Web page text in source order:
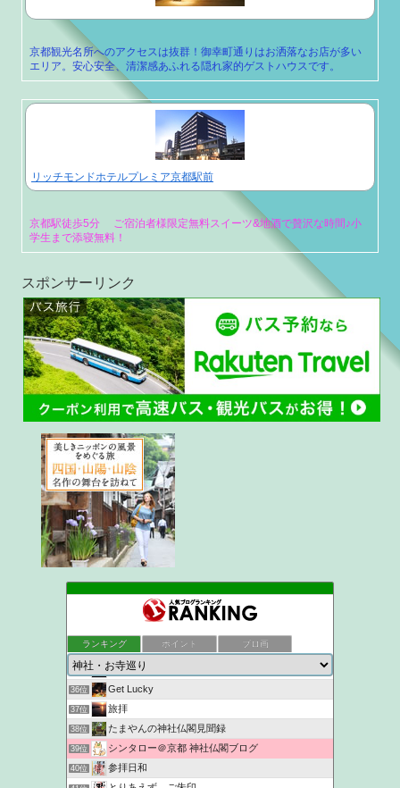
京都観光名所へのアクセスは抜群！御幸町通りはお洒落なお店が多い
エリア。安心安全、清潔感あふれる隠れ家的ゲストハウスです。
リッチモンドホテルプレミア京都駅前
京都駅徒歩5分 ご宿泊者様限定無料スイーツ&地酒で贅沢な時間♪小
学生まで添寝無料！
スポンサーリンク
ランキング ポイント ブロ画
生活のヒント
34位 『いつの間にやら御朱印ブログ。』
35位 京都観光なら京都散歩道
36位 Get Lucky
37位 旅拝
38位 たまやんの神社仏閣見聞録
39位 シンタロー＠京都 神社仏閣ブログ
40位 参拝日和